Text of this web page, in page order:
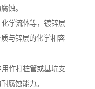
蚀。
学流体等，镀锌层
与锌层的化学相容
作打桩管或基坑支
腐蚀能力。